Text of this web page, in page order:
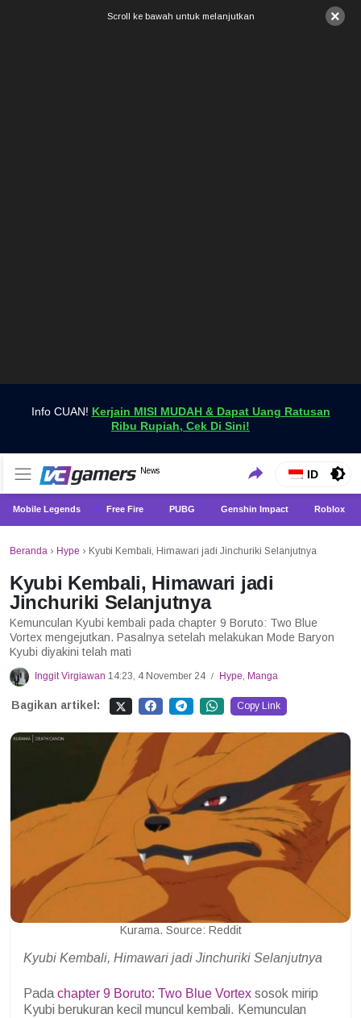
×
Scroll ke bawah untuk melanjutkan
Info CUAN! Kerjain MISI MUDAH & Dapat Uang Ratusan
Ribu Rupiah, Cek Di Sini!
VCGamers News
News
Dapatkan Berita Games Terbaru Hanya di VCGamers
ID
Mobile Legends Free Fire PUBG Genshin Impact Roblox
Beranda › Hype › Kyubi Kembali, Himawari jadi Jinchuriki Selanjutnya
Kyubi Kembali, Himawari jadi
Jinchuriki Selanjutnya
Kemunculan Kyubi kembali pada chapter 9 Boruto: Two Blue
Vortex mengejutkan. Pasalnya setelah melakukan Mode Baryon
Kyubi diyakini telah mati
Inggit Virgiawan 14:23, 4 November 24 / Hype, Manga
Bagikan artikel: Copy Link
Kurama. Source: Reddit
Kyubi Kembali, Himawari jadi Jinchuriki Selanjutnya
Pada chapter 9 Boruto: Two Blue Vortex sosok mirip
Kyubi berukuran kecil muncul kembali. Kemunculan